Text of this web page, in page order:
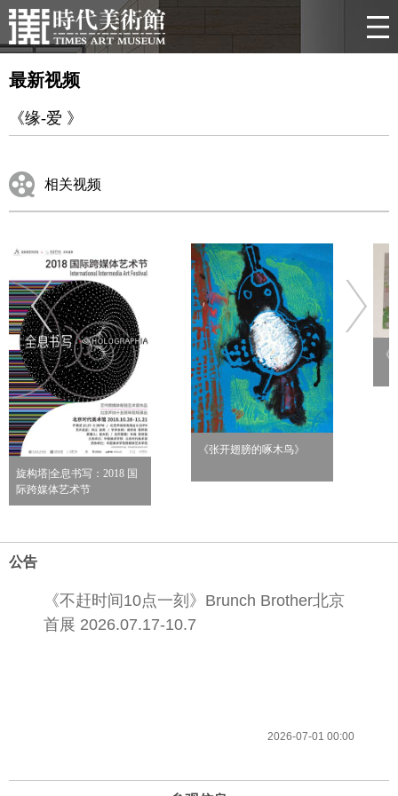
最新视频
《缘-爱 》
相关视频
旋构塔|全息书写：2018 国
际跨媒体艺术节
《张开翅膀的啄木鸟》
《
公告
《不赶时间10点一刻》Brunch Brother北京
首展 2026.07.17-10.7
2026-07-01 00:00